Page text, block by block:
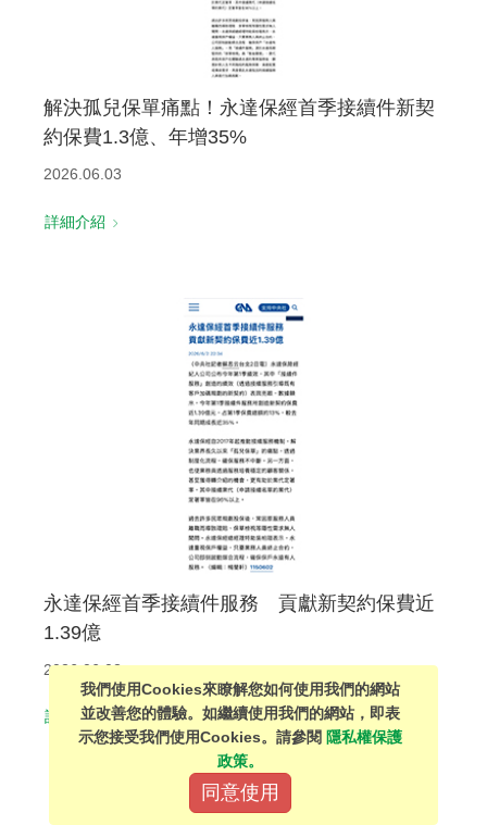
解決孤兒保單痛點！永達保經首季接續件新契
約保費1.3億、年增35%
2026.06.03
詳細介紹
永達保經首季接續件服務 貢獻新契約保費近
1.39億
2026.06.02
詳細介紹
我們使用Cookies來瞭解您如何使用我們的網站
並改善您的體驗。如繼續使用我們的網站，即表
示您接受我們使用Cookies。請參閱 隱私權保護
政策。
同意使用